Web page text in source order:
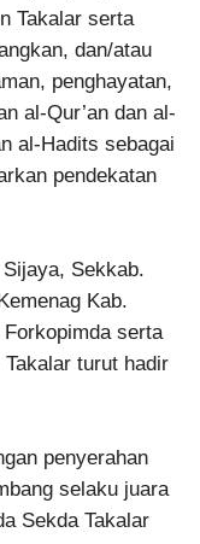
Takalar serta
dan/atau
penghayatan,
al-Qur’an dan al-
al-Hadits sebagai
pendekatan
Sekkab.
Kab.
serta
turut hadir
penyerahan
selaku juara
Sekda Takalar